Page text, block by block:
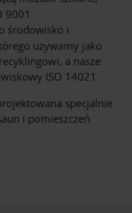
9001.
środowisko i
używamy jako
a nasze
ISO 14021.
specjalnie
i pomieszczeń